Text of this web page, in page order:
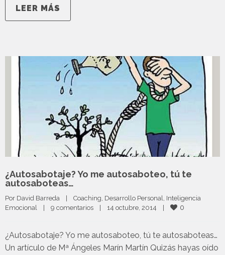
LEER MÁS
¿Autosabotaje? Yo me autosaboteo, tú te
autosaboteas…
Por David Barreda Coaching, Desarrollo Personal, Inteligencia
Emocional
9 comentarios 14 octubre, 2014 0
¿Autosabotaje? Yo me autosaboteo, tú te autosaboteas…
Un artículo de Mª Ángeles Marín Martín Quizás hayas oído